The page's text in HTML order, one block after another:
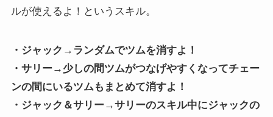
ルが使えるよ！というスキル。
・ジャック→ランダムでツムを消すよ！
・サリー→少しの間ツムがつなげやすくなってチェー
ンの間にいるツムもまとめて消すよ！
・ジャック＆サリー→サリーのスキル中にジャックの